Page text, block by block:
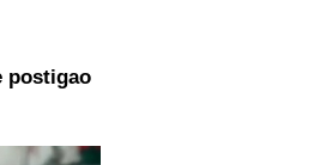
postigao